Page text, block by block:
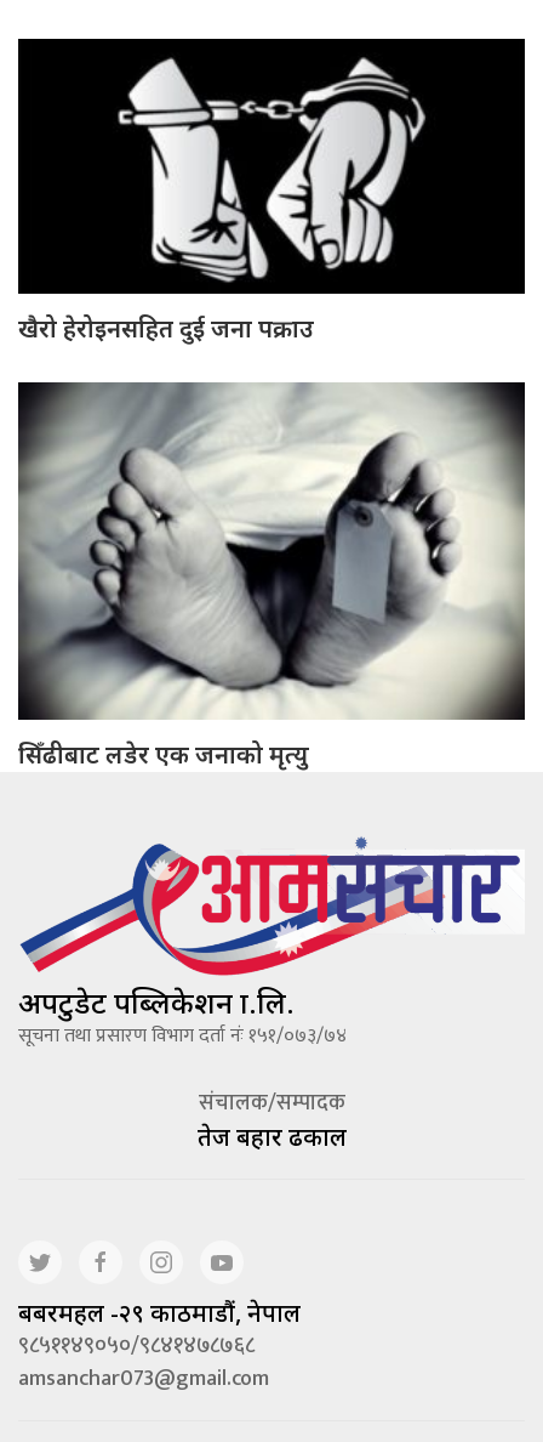
खैरो हेरोइनसहित दुई जना पक्राउ
सिँढीबाट लडेर एक जनाको मृत्यु
अपटुडेट पब्लिकेशन प्रा.लि.
सूचना तथा प्रसारण विभाग दर्ता नंः १५१/०७३/७४
संचालक/सम्पादक
तेज बहादूर ढकाल
बबरमहल -२९ काठमाडौं, नेपाल
९८५११४९०५०/९८४१४७८७६८
amsanchar073@gmail.com